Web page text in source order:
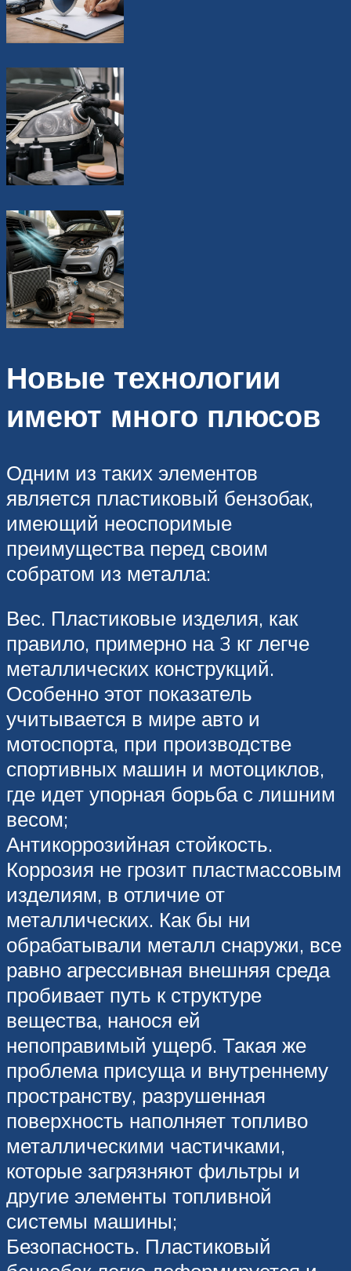
Новые технологии
имеют много плюсов
Одним из таких элементов
является пластиковый бензобак,
имеющий неоспоримые
преимущества перед своим
собратом из металла:
Вес. Пластиковые изделия, как
правило, примерно на 3 кг легче
металлических конструкций.
Особенно этот показатель
учитывается в мире авто и
мотоспорта, при производстве
спортивных машин и мотоциклов,
где идет упорная борьба с лишним
весом;
Антикоррозийная стойкость.
Коррозия не грозит пластмассовым
изделиям, в отличие от
металлических. Как бы ни
обрабатывали металл снаружи, все
равно агрессивная внешняя среда
пробивает путь к структуре
вещества, нанося ей
непоправимый ущерб. Такая же
проблема присуща и внутреннему
пространству, разрушенная
поверхность наполняет топливо
металлическими частичками,
которые загрязняют фильтры и
другие элементы топливной
системы машины;
Безопасность. Пластиковый